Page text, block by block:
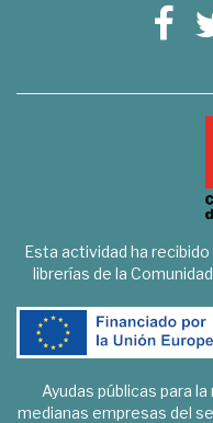
Esta actividad ha
librerías de la
Ayudas públicas para
medianas empresas del